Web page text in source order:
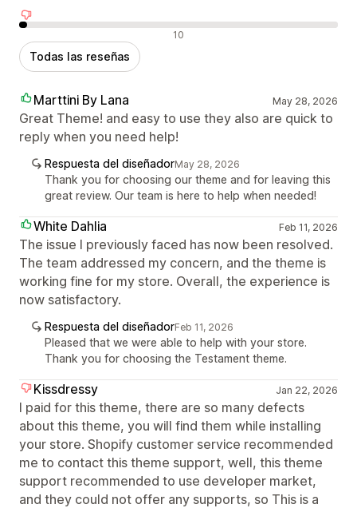
Reseñas negativas 10
Todas las reseñas
Marttini By Lana May 28, 2026
Great Theme! and easy to use they also are quick to
reply when you need help!
Respuesta del diseñadorMay 28, 2026
Thank you for choosing our theme and for leaving this
great review. Our team is here to help when needed!
White Dahlia Feb 11, 2026
The issue I previously faced has now been resolved.
The team addressed my concern, and the theme is
working fine for my store. Overall, the experience is
now satisfactory.
Respuesta del diseñadorFeb 11, 2026
Pleased that we were able to help with your store.
Thank you for choosing the Testament theme.
Kissdressy Jan 22, 2026
I paid for this theme, there are so many defects
about this theme, you will find them while installing
your store. Shopify customer service recommended
me to contact this theme support, well, this theme
support recommended to use developer market,
and they could not offer any supports, so This is a